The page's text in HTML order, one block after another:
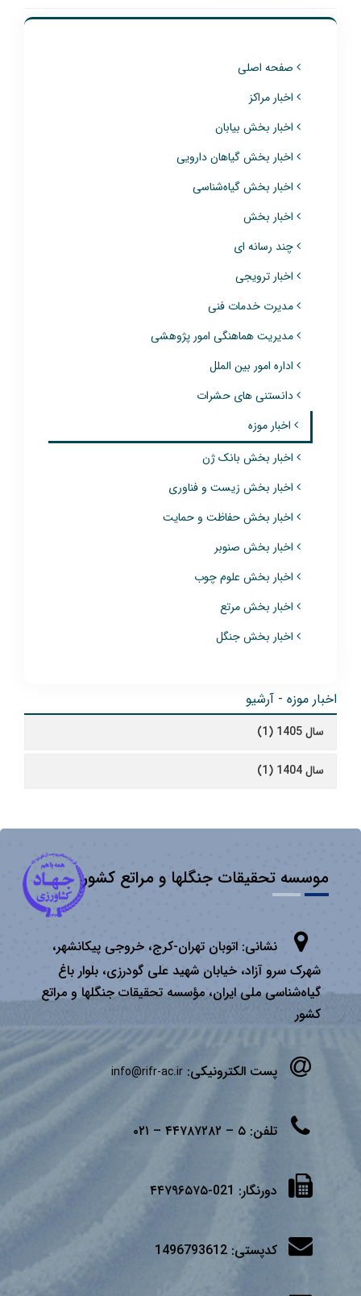
صفحه اصلی
اخبار مراکز
اخبار بخش بیابان
اخبار بخش گیاهان دارویی
اخبار بخش گیاه‌شناسی
اخبار بخش
چند رسانه ای
اخبار ترویجی
مدیرت خدمات فنی
مدیریت هماهنگی امور پژوهشی
اداره امور بین الملل
دانستنی های حشرات
اخبار موزه
اخبار بخش بانک ژن
اخبار بخش زیست و فناوری
اخبار بخش حفاظت و حمایت
اخبار بخش صنوبر
اخبار بخش علوم چوب
اخبار بخش مرتع
اخبار بخش جنگل
اخبار موزه - آرشیو
سال 1405 (1)
سال 1404 (1)
موسسه تحقیقات جنگلها و مراتع کشور
نشانی: اتوبان تهران­-كرج، خروجی پیكانشهر،
شهرک سرو آزاد، خیابان شهید علی گودرزی، بلوار باغ
گیاه‌شناسی ملی ایران، مؤسسه تحقیقات جنگلها و مراتع
كشور
پست الکترونیکی: info@rifr-ac.ir
تلفن: ۵ – ۴۴۷۸۷۲۸۲ – ۰۲۱
دورنگار: 021-۴۴۷۹۶۵۷۵
کدپستی: 1496793612